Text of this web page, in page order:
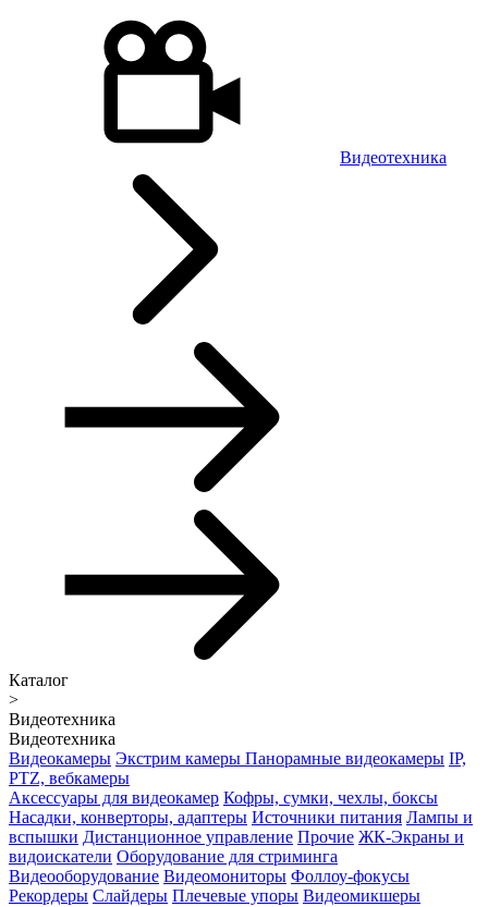
Видеотехника
Каталог
>
Видеотехника
Видеотехника
Видеокамеры Экстрим камеры Панорамные видеокамеры IP,
PTZ, вебкамеры
Аксессуары для видеокамер Кофры, сумки, чехлы, боксы
Насадки, конверторы, адаптеры Источники питания Лампы и
вспышки Дистанционное управление Прочие ЖК-Экраны и
видоискатели Оборудование для стриминга
Видеооборудование Видеомониторы Фоллоу-фокусы
Рекордеры Слайдеры Плечевые упоры Видеомикшеры